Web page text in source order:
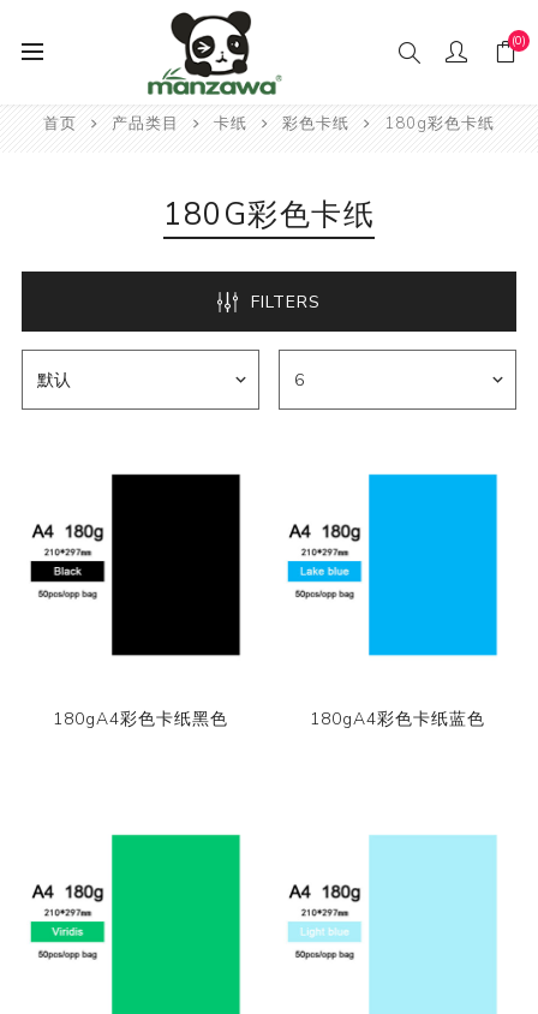
(0)
首页 产品类目 卡纸 彩色卡纸 180g彩色卡纸
180G彩色卡纸
FILTERS
180gA4彩色卡纸黑色 180gA4彩色卡纸蓝色